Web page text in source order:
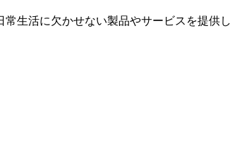
生活に欠かせない製品やサービスを提供し